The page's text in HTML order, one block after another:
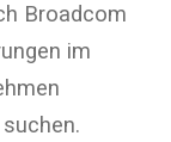
Broadcom
im